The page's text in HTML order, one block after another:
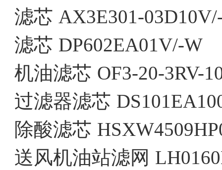
滤芯 AX3E301-
滤芯 DP602EA01V/-W
机油滤芯 OF3-20-3RV-
过滤器滤芯
除酸滤芯
送风机油站滤网